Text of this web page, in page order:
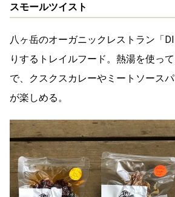
スモールツイスト
八ヶ岳のオーガニックレストラン「
りするトレイルフード。熱湯を使っ
で、クスクスカレーやミートソース
が楽しめる。